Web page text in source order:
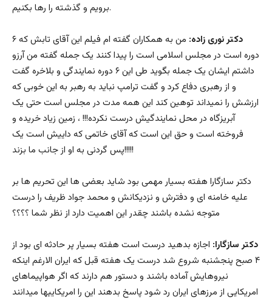
برویم و گذشته را رها بکنیم.
دکتر نوری زاده:
من به همکاران گفته ام فیلم این آقای تابش که ۶
دوره است در مجلس اسلامی است را پیدا کنند یک جمله گفته من آرزو
داشتم ایشان یک جمله بگوید طی این ۶ دوره نمایندگی و بلاخره گفت
و از رهبری دفاع کرد و گفت ترامپ نباید به رهبر به این خوبی که
ارزشش را نمیداند توهین کند این همه مدت در مجلس است حتی یک
آبریزگاه در محل نمایندگیش درست نکرده!!! ، زمین زیاد خریده و
فروخته است و حق این است که آقای خاتمی که داییش است یک
پس گردنی به او از جانب ما بزند!!!!!
دکتر سازگارا هفته بسیار مهمی بود شاید بعضی ها این تحریم ها بر
علیه خامنه ای و دفترش و نزدیکانش و محمد جواد ظریف را درست
متوجه نشده باشند چقدر این اهمیت دارد از نظر شما ؟؟؟؟
دکتر سازگارا: اجازه بدهید درست است هفته بسیار پر حادثه ای بود از
۴ صبح پنجشنبه شروع شد درست یک هفته قبل که ایران الارغم اینکه
نیروهایش آماده باشند و دستور هم دارند که اگر هواپیماهای
امریکایی از مرزهای ایران رد شود پاسخ بدهند این را امریکاییها میدانند